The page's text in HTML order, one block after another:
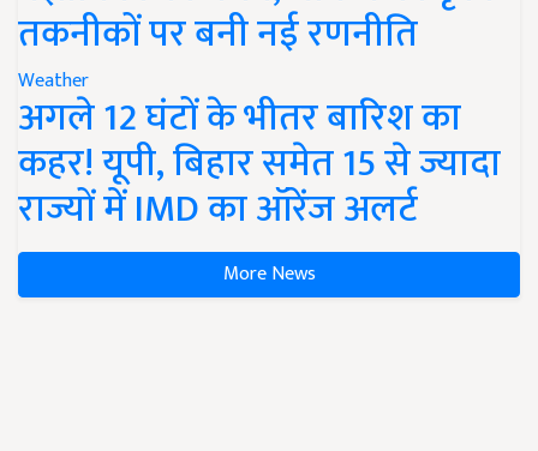
तकनीकों पर बनी नई रणनीति
Weather
अगले 12 घंटों के भीतर बारिश का
कहर! यूपी, बिहार समेत 15 से ज्यादा
राज्यों में IMD का ऑरेंज अलर्ट
More News